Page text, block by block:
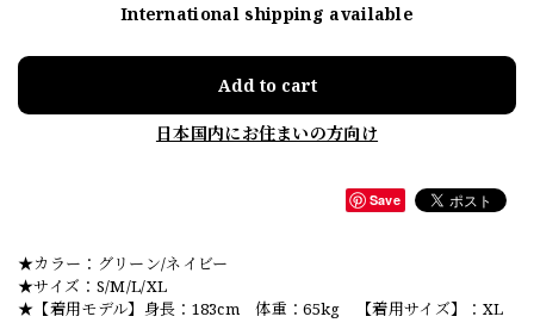
International shipping available
Add to cart
日本国内にお住まいの方向け
Save
★カラー：グリーン/ネイビー
★サイズ：S/M/L/XL
★【着用モデル】身長：183cm 体重：65kg 【着用サイズ】：XL